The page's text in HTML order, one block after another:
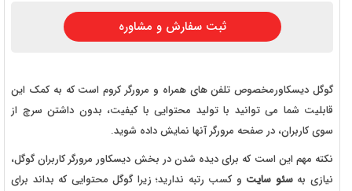
ثبت سفارش و مشاوره
گوگل دیسکاورمخصوص تلفن های همراه و مرورگر کروم است که به کمک این
قابلیت شما می توانید با تولید محتوایی با کیفیت، بدون داشتن سرچ از
سوی کاربران، در صفحه مرورگر آنها نمایش داده شوید.
نکته مهم این است که برای دیده شدن در بخش دیسکاور مرورگر کاربران گوگل،
نیازی بهسئو سایت و کسب رتبه ندارید؛ زیرا گوگل محتوایی که بداند برای